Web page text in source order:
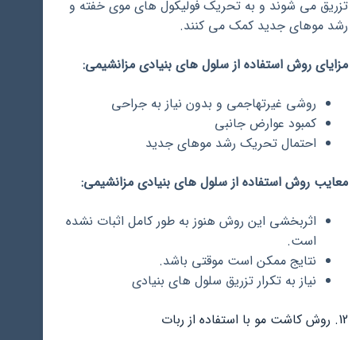
تزریق می شوند و به تحریک فولیکول های موی خفته و
رشد موهای جدید کمک می کنند.
مزایای روش استفاده از سلول های بنیادی مزانشیمی:
روشی غیرتهاجمی و بدون نیاز به جراحی
کمبود عوارض جانبی
احتمال تحریک رشد موهای جدید
معایب روش استفاده از سلول های بنیادی مزانشیمی:
اثربخشی این روش هنوز به طور کامل اثبات نشده
است.
نتایج ممکن است موقتی باشد.
نیاز به تکرار تزریق سلول های بنیادی
12. روش کاشت مو با استفاده از ربات